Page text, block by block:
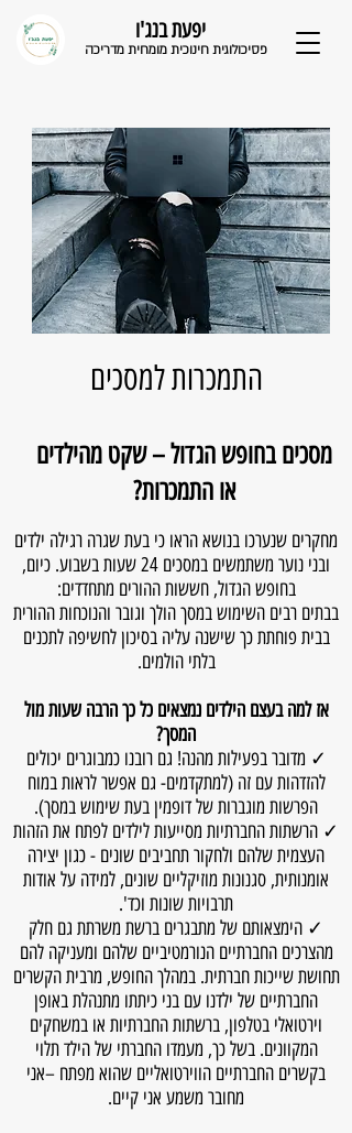
יפעת בנג'ו
פסיכולוגית חינוכית מומחית מדריכה
התמכרות למסכים
מסכים בחופש הגדול – שקט מהילדים
או התמכרות?
מחקרים שנערכו בנושא הראו כי בעת שגרה רגילה ילדים
ובני נוער משתמשים במסכים 24 שעות בשבוע. כיום,
בחופש הגדול, חששות ההורים מתחדדים:
בבתים רבים השימוש במסך הולך וגובר והנוכחות ההורית
בבית פוחתת כך שישנה עליה בסיכון לחשיפה לתכנים
בלתי הולמים.
אז למה בעצם הילדים נמצאים כל כך הרבה שעות מול
המסך?
✓ מדובר בפעילות מהנה! גם רובנו כמבוגרים יכולים
להזדהות עם זה (למתקדמים- גם אפשר לראות במוח
הפרשות מוגברות של דופמין בעת שימוש במסך).
✓ הרשתות החברתיות מסייעות לילדים לפתח את הזהות
העצמית שלהם ולחקור תחביבים שונים - כגון יצירה
אומנותית, סגנונות מוזיקליים שונים, למידה על אודות
תרבויות שונות וכד'.
✓ הימצאותם של מתבגרים ברשת משרתת גם חלק
מהצרכים החברתיים הנורמטיביים שלהם ומעניקה להם
תחושת שייכות חברתית. במהלך החופש, מרבית הקשרים
החברתיים של ילדנו עם בני כיתתו מתנהלת באופן
וירטואלי בטלפון, ברשתות החברתיות או במשחקים
המקוונים. בשל כך, מעמדו החברתי של הילד תלוי
בקשרים החברתיים הווירטואליים שהוא מפתח –אני
מחובר משמע אני קיים.